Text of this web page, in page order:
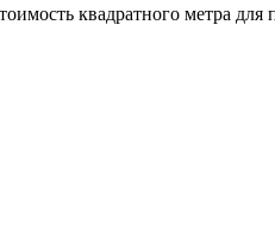
квадратного метра